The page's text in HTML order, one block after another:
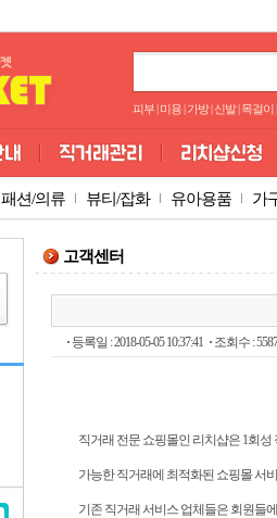
피부 미용 가방 신발 목걸이
패션/의류 뷰티/잡화 유아용품 가
고객센터
등록일 : 2018-05-05 10:37:41 조회수 : 5587
직거래 전문 쇼핑몰인 리치샵은 1회
가능한 직거래에 최적화된 쇼핑몰 서
기존 직거래 서비스 업체들은 회원들